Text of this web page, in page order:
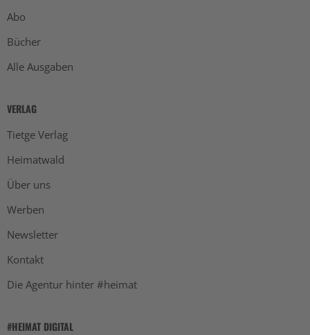
Abo
Bücher
Alle Ausgaben
VERLAG
Tietge Verlag
Heimatwald
Über uns
Werben
Newsletter
Kontakt
Die Agentur hinter #heimat
#HEIMAT DIGITAL